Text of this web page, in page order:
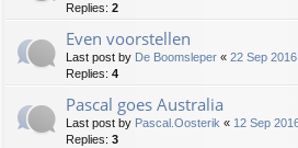
Replies: 2
Even voorstellen
Last post by De Boomsleper « 22 Sep
Replies: 4
Pascal goes Australia
Last post by Pascal.Oosterik « 12 Sep
Replies: 3